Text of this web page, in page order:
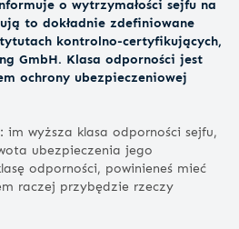
o wytrzymałości sejfu na
to dokładnie zdefiniowane
kontrolno-certyfikujących,
GmbH. Klasa odporności jest
ochrony ubezpieczeniowej
wyższa klasa odporności sejfu,
ubezpieczenia jego
odporności, powinieneś mieć
raczej przybędzie rzeczy